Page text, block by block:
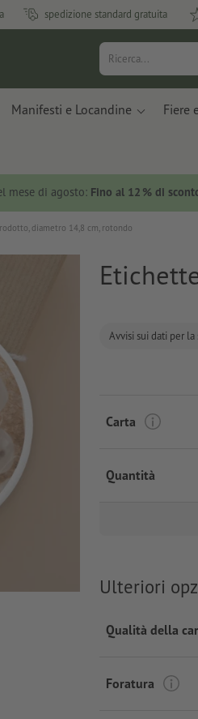
spedizione standard gratuita
Manifesti e Locandine Fiere
mese di agosto: Fino al 12 % di
diametro 14,8 cm, rotondo
Avvisi sui dati per la
Carta
Quantità
Ulteriori
Qualità della
Foratura